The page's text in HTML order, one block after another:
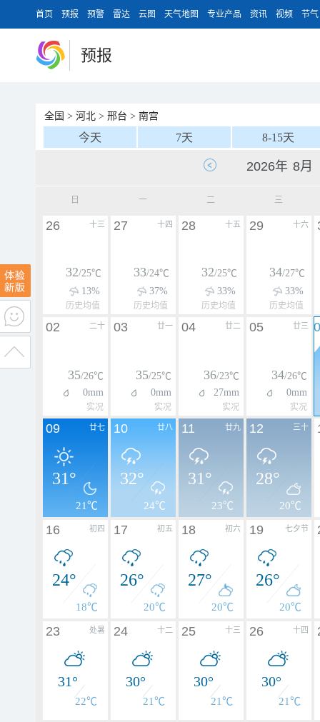
首页 预报 预警 雷达 云图 天气地图 专业产品 资讯 视频 节气
预报
全国 > 河北 > 邢台 > 南宫
今天 7天 8-15天
日 一 二 三
十三
26
32/25℃
13%
历史均值
十四
27
33/24℃
37%
历史均值
十五
28
32/25℃
33%
历史均值
十六
29
34/27℃
33%
历史均值
二十
02
35/26℃
0mm
实况
廿一
03
35/25℃
0mm
实况
廿二
04
36/23℃
27mm
实况
廿三
05
34/26℃
0mm
实况
廿七
09
31°
21℃
廿八
10
32°
24℃
廿九
11
31°
23℃
三十
12
28°
20℃
初四
16
24°
18℃
初五
17
26°
20℃
初六
18
27°
20℃
七夕节
19
26°
20℃
处暑
23
31°
22℃
十二
24
30°
21℃
十三
25
30°
21℃
十四
26
30°
21℃